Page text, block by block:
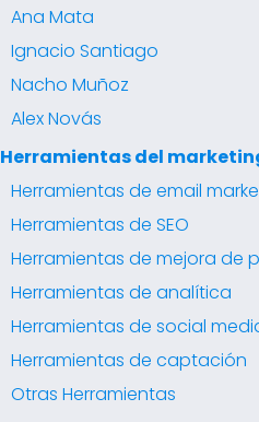
Ana Mata
Ignacio Santiago
Nacho Muñoz
Alex Novás
Herramientas del
Herramientas de email
Herramientas de SEO
Herramientas de mejora de
Herramientas de analítica
Herramientas de social
Herramientas de captación
Otras Herramientas